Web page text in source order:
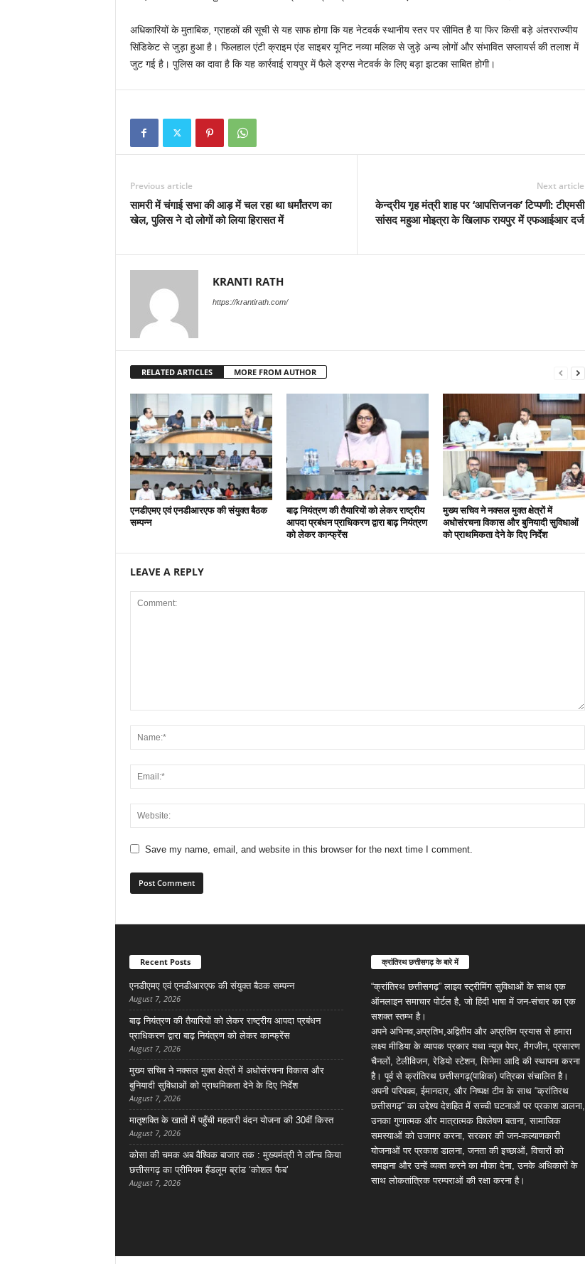
अधिकारियों के मुताबिक, ग्राहकों की सूची से यह साफ होगा कि यह नेटवर्क स्थानीय स्तर पर सीमित है या फिर किसी बड़े अंतरराज्यीय
सिंडिकेट से जुड़ा हुआ है। फिलहाल एंटी क्राइम एंड साइबर यूनिट नव्या मलिक से जुड़े अन्य लोगों और संभावित सप्लायर्स की तलाश में
जुट गई है। पुलिस का दावा है कि यह कार्रवाई रायपुर में फैले ड्रग्स नेटवर्क के लिए बड़ा झटका साबित होगी।
Previous article
सामरी में चंगाई सभा की आड़ में चल रहा था धर्मांतरण का
खेल, पुलिस ने दो लोगों को लिया हिरासत में
Next article
केन्द्रीय गृह मंत्री शाह पर ‘आपत्तिजनक’ टिप्पणी: टीएमसी
सांसद महुआ मोइत्रा के खिलाफ रायपुर में एफआईआर दर्ज
KRANTI RATH
https://krantirath.com/
RELATED ARTICLES MORE FROM AUTHOR
एनडीएमए एवं एनडीआरएफ की संयुक्त बैठक
सम्पन्न
बाढ़ नियंत्रण की तैयारियों को लेकर राष्ट्रीय
आपदा प्रबंधन प्राधिकरण द्वारा बाढ़ नियंत्रण
को लेकर कान्फ्रेंस
मुख्य सचिव ने नक्सल मुक्त क्षेत्रों में
अधोसंरचना विकास और बुनियादी सुविधाओं
को प्राथमिकता देने के दिए निर्देश
LEAVE A REPLY
Save my name, email, and website in this browser for the next time I comment.
Recent Posts
एनडीएमए एवं एनडीआरएफ की संयुक्त बैठक सम्पन्न
August 7, 2026
बाढ़ नियंत्रण की तैयारियों को लेकर राष्ट्रीय आपदा प्रबंधन
प्राधिकरण द्वारा बाढ़ नियंत्रण को लेकर कान्फ्रेंस
August 7, 2026
मुख्य सचिव ने नक्सल मुक्त क्षेत्रों में अधोसंरचना विकास और
बुनियादी सुविधाओं को प्राथमिकता देने के दिए निर्देश
August 7, 2026
मातृशक्ति के खातों में पहुँची महतारी वंदन योजना की 30वीं किस्त
August 7, 2026
कोसा की चमक अब वैश्विक बाजार तक : मुख्यमंत्री ने लॉन्च किया
छत्तीसगढ़ का प्रीमियम हैंडलूम ब्रांड ‘कोशल फैब’
August 7, 2026
क्रांतिरथ छत्तीसगढ़ के बारे में
“क्रांतिरथ छत्तीसगढ़” लाइव स्ट्रीमिंग सुविधाओं के साथ एक
ऑनलाइन समाचार पोर्टल है, जो हिंदी भाषा में जन-संचार का एक
सशक्त स्तम्भ है।
अपने अभिनव,अप्रतिभ,अद्वितीय और अप्रतिम प्रयास से हमारा
लक्ष्य मीडिया के व्यापक प्रकार यथा न्यूज़ पेपर, मैगजीन, प्रसारण
चैनलों, टेलीविजन, रेडियो स्टेशन, सिनेमा आदि की स्थापना करना
है। पूर्व से क्रांतिरथ छत्तीसगढ़(पाक्षिक) पत्रिका संचालित है।
अपनी परिपक्व, ईमानदार, और निष्पक्ष टीम के साथ “क्रांतिरथ
छत्तीसगढ़” का उद्देश्य देशहित में सच्ची घटनाओं पर प्रकाश डालना,
उनका गुणात्मक और मात्रात्मक विश्लेषण बताना, सामाजिक
समस्याओं को उजागर करना, सरकार की जन-कल्याणकारी
योजनाओं पर प्रकाश डालना, जनता की इच्छाओं, विचारों को
समझना और उन्हें व्यक्त करने का मौका देना, उनके अधिकारों के
साथ लोकतांत्रिक परम्पराओं की रक्षा करना है।